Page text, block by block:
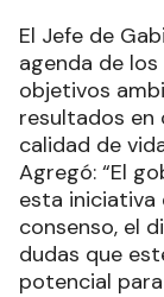
El Jefe de
agenda de
objetivos
resultados en
calidad de
Agregó: “El
esta iniciativa
consenso, el
dudas que
potencial